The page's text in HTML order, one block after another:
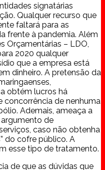
signatárias
Qualquer recurso que
faltará para as
frente à pandemia. Além
Orçamentárias – LDO,
2020 qualquer
que a empresa está
dinheiro. A pretensão da
obtém lucros há
concorrência de nenhuma
Ademais, ameaça a
de
caso não obtenha
do cofre público. A
esse tipo de tratamento.
de que as dúvidas que